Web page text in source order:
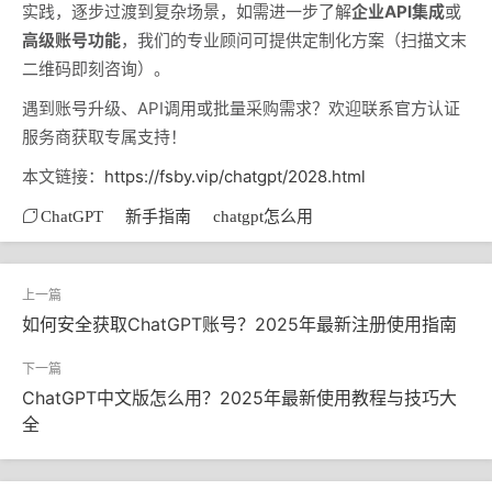
实践，逐步过渡到复杂场景，如需进一步了解企业API集成或
高级账号功能，我们的专业顾问可提供定制化方案（扫描文末
二维码即刻咨询）。
遇到账号升级、API调用或批量采购需求？欢迎联系官方认证
服务商获取专属支持！
本文链接： https://fsby.vip/chatgpt/2028.html
ChatGPT 新手指南 chatgpt怎么用
如何安全获取ChatGPT账号？2025年最新注册使用指南
ChatGPT中文版怎么用？2025年最新使用教程与技巧大
全